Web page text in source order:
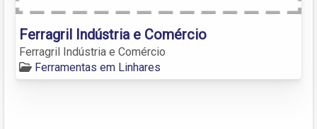
Ferragril Indústria e Comércio
Ferragril Indústria e Comércio
Ferramentas em Linhares